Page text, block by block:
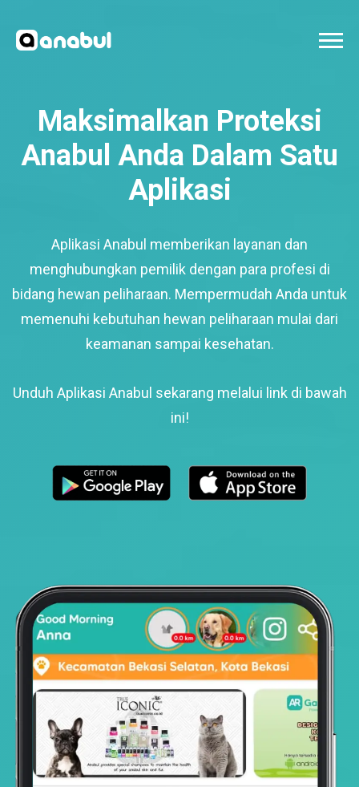
Maksimalkan Proteksi
Anabul Anda Dalam Satu
Aplikasi
Aplikasi Anabul memberikan layanan dan
menghubungkan pemilik dengan para profesi di
bidang hewan peliharaan. Mempermudah Anda untuk
memenuhi kebutuhan hewan peliharaan mulai dari
keamanan sampai kesehatan.
Unduh Aplikasi Anabul sekarang melalui link di bawah
ini!